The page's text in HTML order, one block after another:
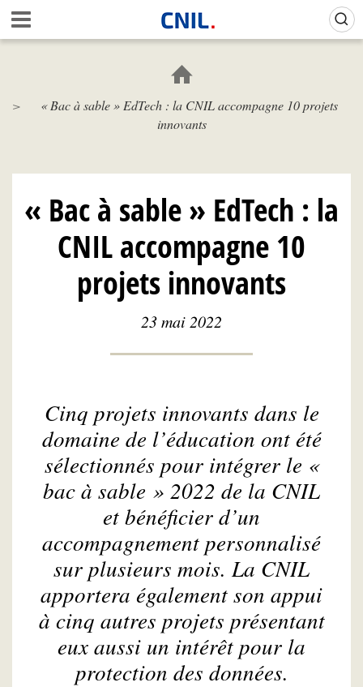
Aller
au
contenu
c
i
N
I
« Bac à sable » EdTech : la CNIL accompagne 10 projets
innovants
« Bac à sable » EdTech : la
CNIL accompagne 10
projets innovants
23 mai 2022
Cinq projets innovants dans le
domaine de l’éducation ont été
sélectionnés pour intégrer le «
bac à sable » 2022 de la CNIL
et bénéficier d’un
accompagnement personnalisé
sur plusieurs mois. La CNIL
apportera également son appui
à cinq autres projets présentant
eux aussi un intérêt pour la
protection des données.
Gestion de vos préférences sur les cookies (témoins de connexion)